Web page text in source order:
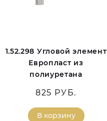
1.52.298 Угловой элемент
Европласт из
полиуретана
825 РУБ.
В корзину